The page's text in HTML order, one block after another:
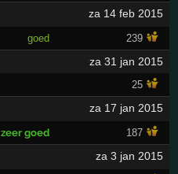
za 14 feb 2015
goed 239
za 31 jan 2015
25
za 17 jan 2015
zeer goed 187
za 3 jan 2015